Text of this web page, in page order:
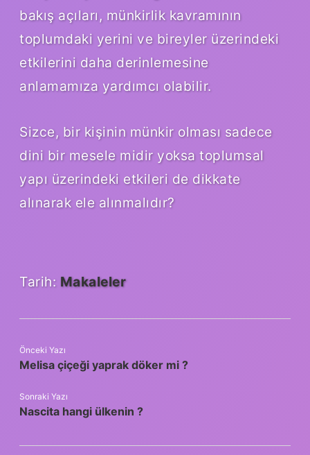
bakış açıları, münkirlik kavramının
toplumdaki yerini ve bireyler üzerindeki
etkilerini daha derinlemesine
anlamamıza yardımcı olabilir.
Sizce, bir kişinin münkir olması sadece
dini bir mesele midir yoksa toplumsal
yapı üzerindeki etkileri de dikkate
alınarak ele alınmalıdır?
Tarih: Makaleler
Önceki Yazı
Melisa çiçeği yaprak döker mi ?
Sonraki Yazı
Nascita hangi ülkenin ?